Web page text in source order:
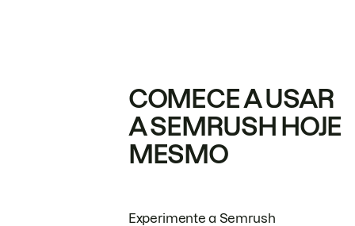
COMECE A USAR
A SEMRUSH HOJE
MESMO
Experimente a Semrush